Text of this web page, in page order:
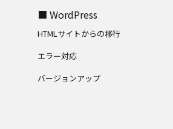
■ WordPress
HTMLサイトからの移行
エラー対応
バージョンアップ